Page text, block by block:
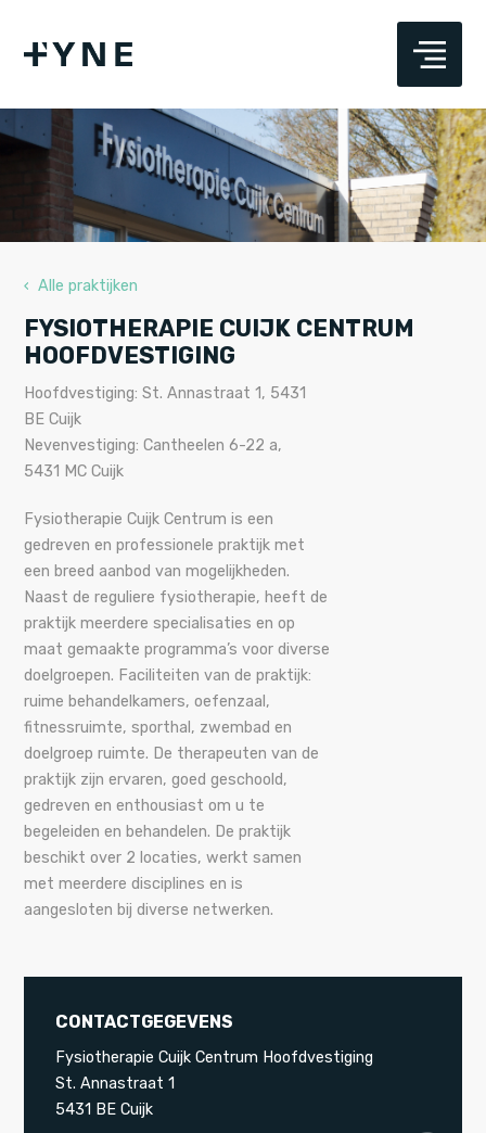
‹ Alle praktijken
FYSIOTHERAPIE CUIJK CENTRUM
HOOFDVESTIGING
Hoofdvestiging: St. Annastraat 1, 5431
BE Cuijk
Nevenvestiging: Cantheelen 6-22 a,
5431 MC Cuijk
Fysiotherapie Cuijk Centrum is een
gedreven en professionele praktijk met
een breed aanbod van mogelijkheden.
Naast de reguliere fysiotherapie, heeft de
praktijk meerdere specialisaties en op
maat gemaakte programma’s voor diverse
doelgroepen. Faciliteiten van de praktijk:
ruime behandelkamers, oefenzaal,
fitnessruimte, sporthal, zwembad en
doelgroep ruimte. De therapeuten van de
praktijk zijn ervaren, goed geschoold,
gedreven en enthousiast om u te
begeleiden en behandelen. De praktijk
beschikt over 2 locaties, werkt samen
met meerdere disciplines en is
aangesloten bij diverse netwerken.
CONTACTGEGEVENS
Fysiotherapie Cuijk Centrum Hoofdvestiging
St. Annastraat 1
5431 BE Cuijk